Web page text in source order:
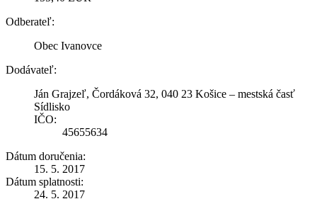
Odberateľ:
Obec Ivanovce
Dodávateľ:
Ján Grajzeľ, Čordáková 32, 040 23 Košice – mestská časť
Sídlisko
IČO:
45655634
Dátum doručenia:
15. 5. 2017
Dátum splatnosti:
24. 5. 2017